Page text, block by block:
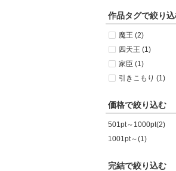
作品タグで絞り
魔王 (2)
四天王 (1)
家臣 (1)
引きこもり (1)
価格で絞り込む
501pt～1000pt(2)
1001pt～(1)
完結で絞り込む